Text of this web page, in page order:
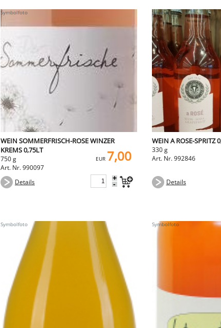
WEIN SOMMERFRISCH-ROSE WINZER
KREMS 0,75LT
750 g
Art. Nr. 990097
EUR 7,00
Details +
-
WEIN A ROSE-SPRITZ
330 g
Art. Nr. 992846
Details